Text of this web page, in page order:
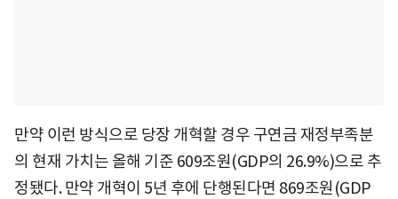
만약 이런 방식으로 당장 개혁할 경우 구연금 재정부족분
의 현재 가치는 올해 기준 609조원(GDP의 26.9%)으로 추
정됐다. 만약 개혁이 5년 후에 단행된다면 869조원(GDP